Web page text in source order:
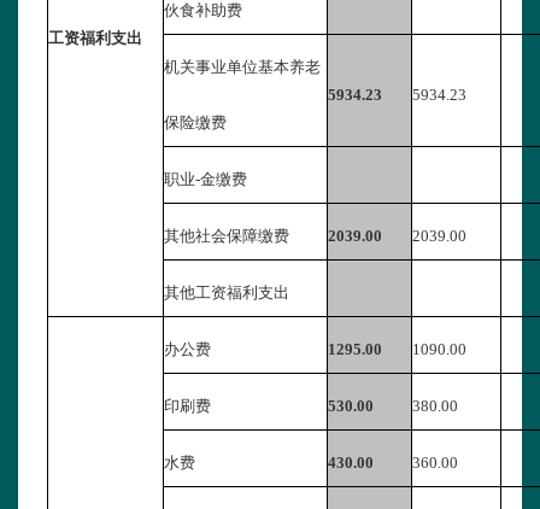
工资福利支出
伙食补助费
机关事业单位基本养老
保险缴费
5934.23 5934.23
职业-金缴费
其他社会保障缴费 2039.00 2039.00
其他工资福利支出
办公费 1295.00 1090.00
印刷费 530.00 380.00
水费 430.00 360.00